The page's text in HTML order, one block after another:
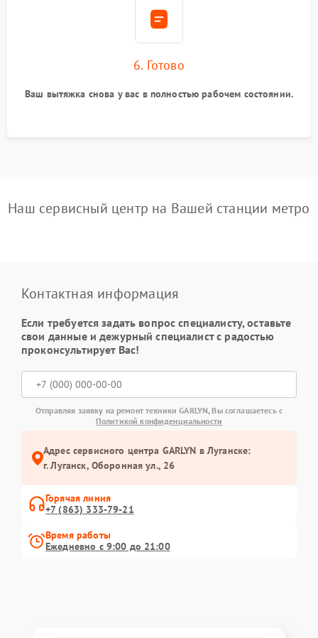
6. Готово
Ваш вытяжка снова у вас в полностью рабочем состоянии.
Наш сервисный центр на Вашей станции метро
Контактная информация
Если требуется задать вопрос специалисту, оставьте
свои данные и дежурный специалист с радостью
проконсультирует Вас!
Отправляя заявку на ремонт техники GARLYN, Вы соглашаетесь с
Политикой конфиденциальности
Адрес сервисного центра GARLYN в Луганске:
г. Луганск, Оборонная ул., 26
Горячая линия
+7 (863) 333-79-21
Время работы
Ежедневно с 9:00 до 21:00